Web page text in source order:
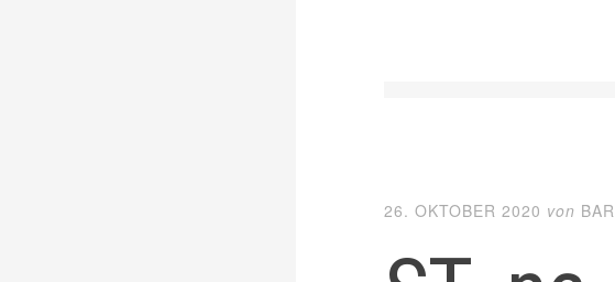
26. OKTOBER 2020 von